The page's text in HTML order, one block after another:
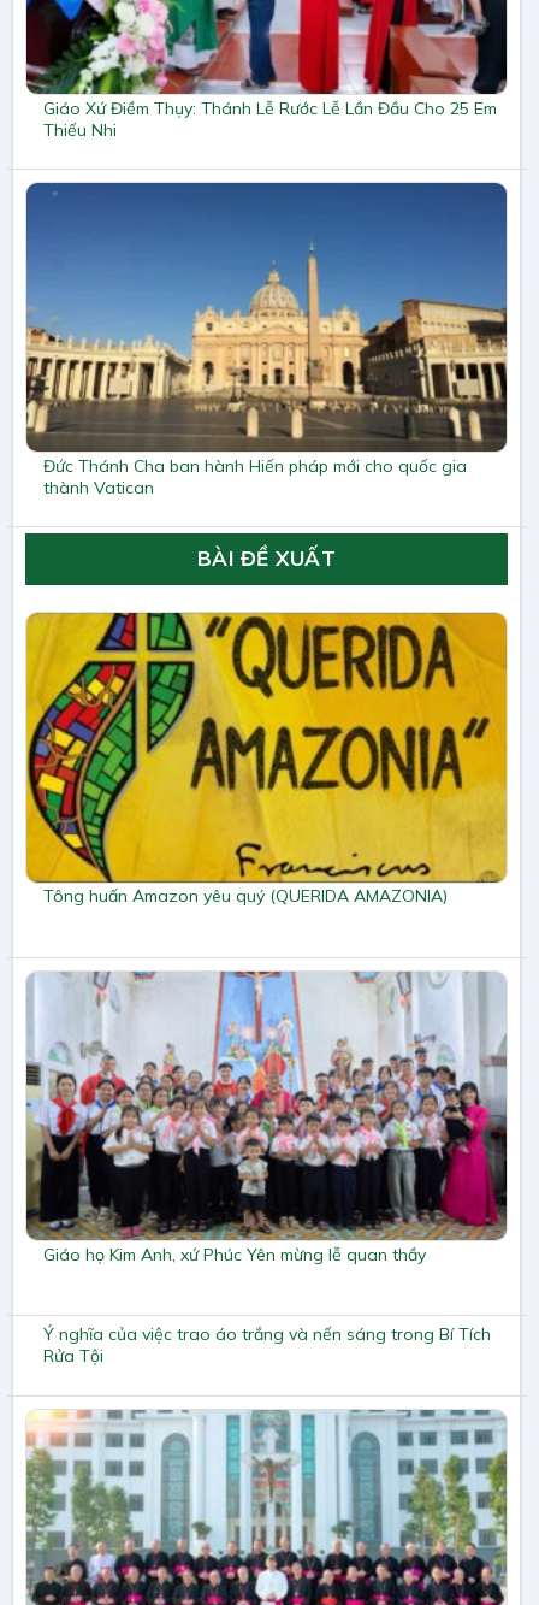
Giáo Xứ Điềm Thụy: Thánh Lễ Rước Lễ Lần Đầu Cho 25 Em
Thiếu Nhi
Đức Thánh Cha ban hành Hiến pháp mới cho quốc gia
thành Vatican
BÀI ĐỀ XUẤT
Tông huấn Amazon yêu quý (QUERIDA AMAZONIA)
Giáo họ Kim Anh, xứ Phúc Yên mừng lễ quan thầy
Ý nghĩa của việc trao áo trắng và nến sáng trong Bí Tích
Rửa Tội